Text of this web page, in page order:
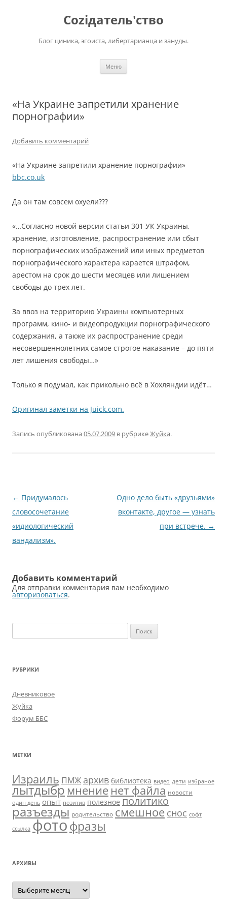
Соziдатель'ство
Блог циника, эгоиста, либертарианца и зануды.
Меню
«На Украине запретили хранение
порнографии»
Добавить комментарий
«На Украине запретили хранение порнографии»
bbc.co.uk
Да он там совсем охуели???
«…Согласно новой версии статьи 301 УК Украины,
хранение, изготовление, распространение или сбыт
порнографических изображений или иных предметов
порнографического характера карается штрафом,
арестом на срок до шести месяцев или лишением
свободы до трех лет.
За ввоз на территорию Украины компьютерных
программ, кино- и видеопродукции порнографического
содержания, а также их распространение среди
несовершеннолетних самое строгое наказание – до пяти
лет лишения свободы…»
Только я подумал, как прикольно всё в Хохляндии идёт…
Оригинал заметки на Juick.com.
Запись опубликована 05.07.2009 в рубрикеЖуйка.
Навигация
по
записям
← Придумалось
словосочетание
«идиологический
вандализм».
Одно дело быть «друзьями»
вконтакте, другое — узнать
при встрече. →
Добавить комментарий
Для отправки комментария вам необходимо
авторизоваться.
РУБРИКИ
Дневниковое
Жуйка
Форум ББС
МЕТКИ
Израиль ПМЖ архив библиотека видео дети избраное
лытдыбрмнение нет файла новости
один день опыт позитив полезное политико
разъезды родительство смешное снос софт
ссылка фотофразы
АРХИВЫ
Архивы